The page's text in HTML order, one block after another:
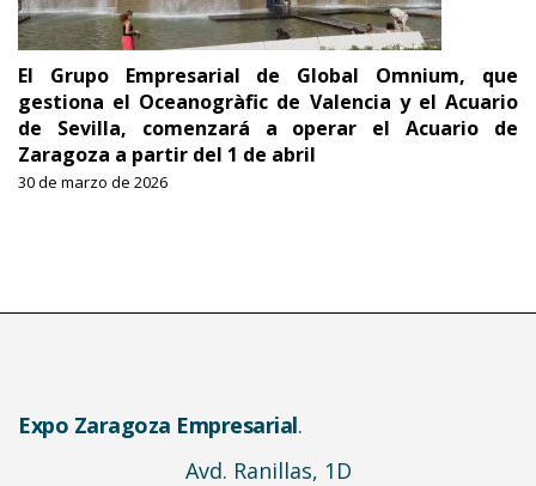
El Grupo Empresarial de Global Omnium, que
gestiona el Oceanogràfic de Valencia y el Acuario
de Sevilla, comenzará a operar el Acuario de
Zaragoza a partir del 1 de abril
30 de marzo de 2026
Expo Zaragoza Empresarial.
Avd. Ranillas, 1D